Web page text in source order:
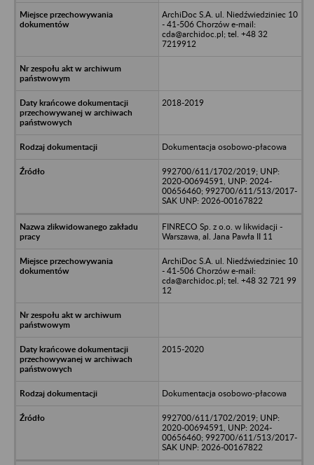
ArchiDoc S.A. ul. Niedźwiedziniec 10
- 41-506 Chorzów e-mail:
cda@archidoc.pl; tel. +48 32
7219912
2018-2019
Dokumentacja osobowo-płacowa
992700/611/1702/2019; UNP:
2020-00694591, UNP: 2024-
00656460; 992700/611/513/2017-
SAK UNP: 2026-00167822
FINRECO Sp. z o.o. w likwidacji -
Warszawa, al. Jana Pawła II 11
ArchiDoc S.A. ul. Niedźwiedziniec 10
- 41-506 Chorzów e-mail:
cda@archidoc.pl; tel. +48 32 721 99
12
2015-2020
Dokumentacja osobowo-płacowa
992700/611/1702/2019; UNP:
2020-00694591, UNP: 2024-
00656460; 992700/611/513/2017-
SAK UNP: 2026-00167822